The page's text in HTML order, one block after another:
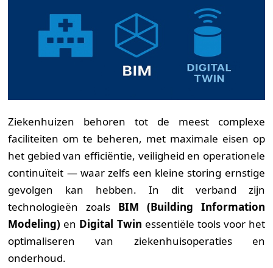
Ziekenhuizen behoren tot de meest complexe
faciliteiten om te beheren, met maximale eisen op
het gebied van efficiëntie, veiligheid en operationele
continuïteit — waar zelfs een kleine storing ernstige
gevolgen kan hebben. In dit verband zijn
technologieën zoals BIM (Building Information
Modeling) en Digital Twin essentiële tools voor het
optimaliseren van ziekenhuis­operaties en
onderhoud.